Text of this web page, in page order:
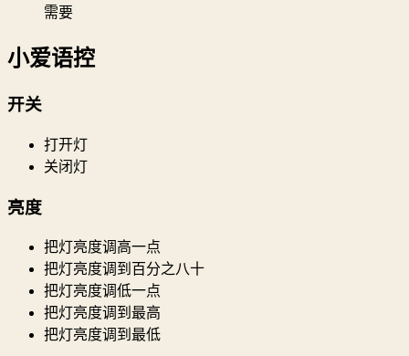
需要
小爱语控
开关
打开灯
关闭灯
亮度
把灯亮度调高一点
把灯亮度调到百分之八十
把灯亮度调低一点
把灯亮度调到最高
把灯亮度调到最低